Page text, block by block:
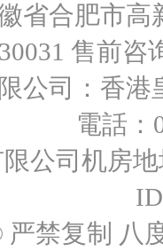
省合肥市
售前咨
公司：香
電話：
公司机房
严禁复制